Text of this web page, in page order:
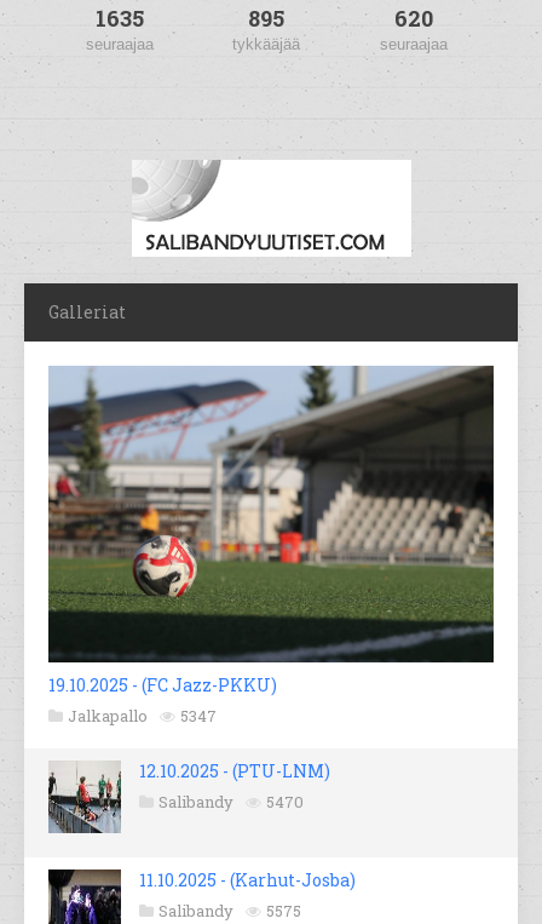
1635
seuraajaa
895
tykkääjää
620
seuraajaa
Galleriat
19.10.2025 - (FC Jazz-PKKU)
Jalkapallo 5347
12.10.2025 - (PTU-LNM)
Salibandy 5470
11.10.2025 - (Karhut-Josba)
Salibandy 5575